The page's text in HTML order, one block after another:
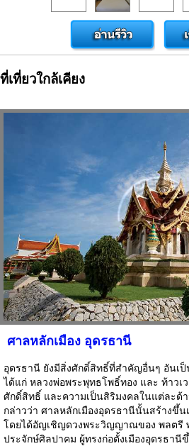
ที่เที่ยวใกล้เคียง
ศาลหลักเมือง อุดรธานี
อุดรธานี ยังมีสิ่งศักดิ์สิทธิ์ที่สำคัญอื่นๆ อันเป็
ได้แก่ หลวงพ่อพระพุทธโพธิ์ทอง และ ท้าว
ศักดิ์สิทธิ์ และความเป็นสิริมงคลในแต่ละด้
กล่าวว่า ศาลหลักเมืองอุดรธานีนั้นสร้างขึ้น
โดยได้อัญเชิญดวงพระวิญญาณของ พลตรี
ประจักษ์ศิลปาคม ผู้ทรงก่อตั้งเมืองอุดรธานี